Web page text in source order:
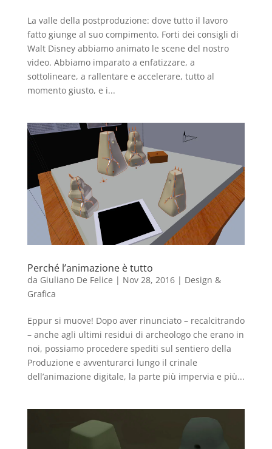
La valle della postproduzione: dove tutto il lavoro
fatto giunge al suo compimento. Forti dei consigli di
Walt Disney abbiamo animato le scene del nostro
video. Abbiamo imparato a enfatizzare, a
sottolineare, a rallentare e accelerare, tutto al
momento giusto, e i...
Perché l’animazione è tutto
da Giuliano De Felice | Nov 28, 2016| Design &
Grafica
Eppur si muove! ​Dopo aver rinunciato – recalcitrando
– anche agli ultimi residui di archeologo che erano in
noi, possiamo procedere spediti sul sentiero della
Produzione e avventurarci lungo il crinale
dell’animazione digitale, la parte più impervia e più...